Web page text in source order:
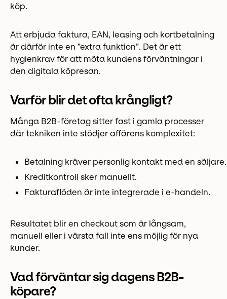
köp.
Att erbjuda faktura, EAN, leasing och kortbetalning
är därför inte en ”extra funktion”. Det är ett
hygienkrav för att möta kundens förväntningar i
den digitala köpresan.
Varför blir det ofta krångligt?
Många B2B-företag sitter fast i gamla processer
där tekniken inte stödjer affärens komplexitet:
Betalning kräver personlig kontakt med en säljare.
Kreditkontroll sker manuellt.
Fakturaflöden är inte integrerade i e-handeln.
Resultatet blir en checkout som är långsam,
manuell eller i värsta fall inte ens möjlig för nya
kunder.
Vad förväntar sig dagens B2B-
köpare?